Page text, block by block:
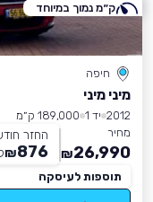
חיפה
מיני מיני
2012 יד 1
189,000 ק״מ
מחיר
26,990
₪
החזר
876
₪
תוספות לעיסקה
ק״מ נמוך במיוחד